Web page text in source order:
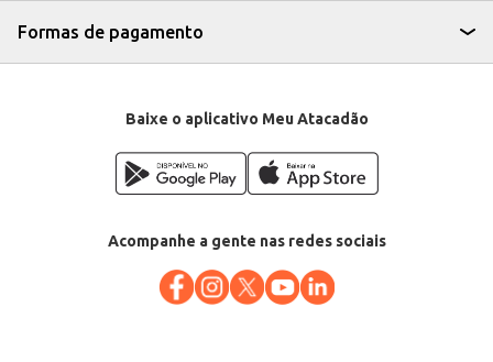
Formas de pagamento
Baixe o aplicativo Meu Atacadão
Acompanhe a gente nas redes sociais